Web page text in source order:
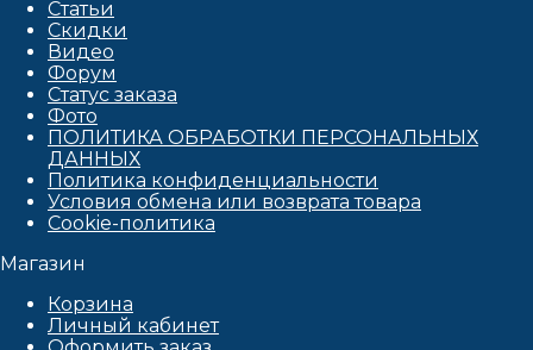
Статьи
Скидки
Видео
Форум
Статус заказа
Фото
ПОЛИТИКА ОБРАБОТКИ ПЕРСОНАЛЬНЫХ
ДАННЫХ​
Политика конфиденциальности
Условия обмена или возврата товара
Cookie-политика
Магазин
Корзина
Личный кабинет